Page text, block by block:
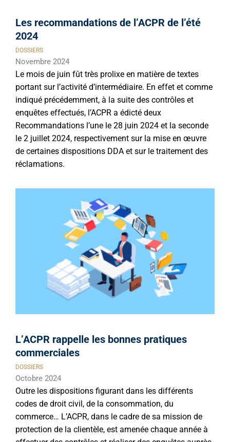
Les recommandations de l’ACPR de l’été
2024
DOSSIERS
Novembre 2024
Le mois de juin fût très prolixe en matière de textes
portant sur l’activité d’intermédiaire. En effet et comme
indiqué précédemment, à la suite des contrôles et
enquêtes effectués, l’ACPR a édicté deux
Recommandations l’une le 28 juin 2024 et la seconde
le 2 juillet 2024, respectivement sur la mise en œuvre
de certaines dispositions DDA et sur le traitement des
réclamations.
L’ACPR rappelle les bonnes pratiques
commerciales
DOSSIERS
Octobre 2024
Outre les dispositions figurant dans les différents
codes de droit civil, de la consommation, du
commerce… L’ACPR, dans le cadre de sa mission de
protection de la clientèle, est amenée chaque année à